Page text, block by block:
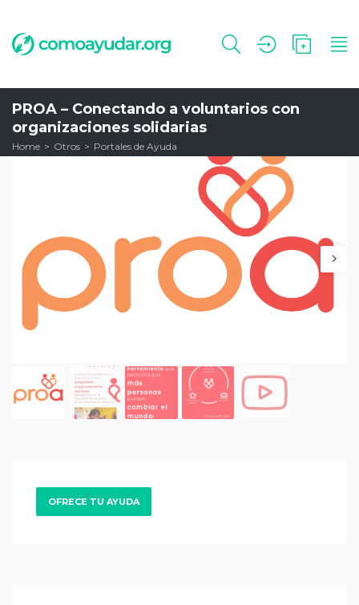
PROA – Conectando a voluntarios con
organizaciones solidarias
Home Otros Portales de Ayuda
OFRECE TU AYUDA